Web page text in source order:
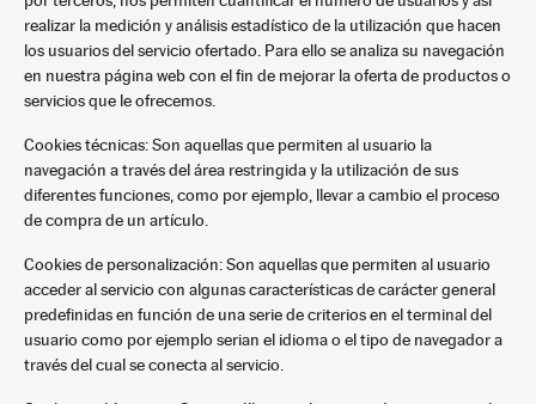
realizar la medición y análisis estadístico de la utilización que hacen
los usuarios del servicio ofertado. Para ello se analiza su navegación
en nuestra página web con el fin de mejorar la oferta de productos o
servicios que le ofrecemos.
Cookies técnicas: Son aquellas que permiten al usuario la
navegación a través del área restringida y la utilización de sus
diferentes funciones, como por ejemplo, llevar a cambio el proceso
de compra de un artículo.
Cookies de personalización: Son aquellas que permiten al usuario
acceder al servicio con algunas características de carácter general
predefinidas en función de una serie de criterios en el terminal del
usuario como por ejemplo serian el idioma o el tipo de navegador a
través del cual se conecta al servicio.